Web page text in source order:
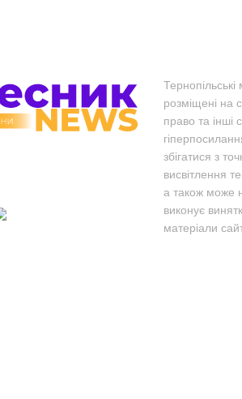
розміщені на
право та інші
збігатися з
висвітлення
а також може
виконує
матеріали